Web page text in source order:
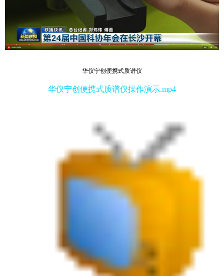
华仪宁创便携式质谱仪
华仪宁创便携式质谱仪操作演示.mp4